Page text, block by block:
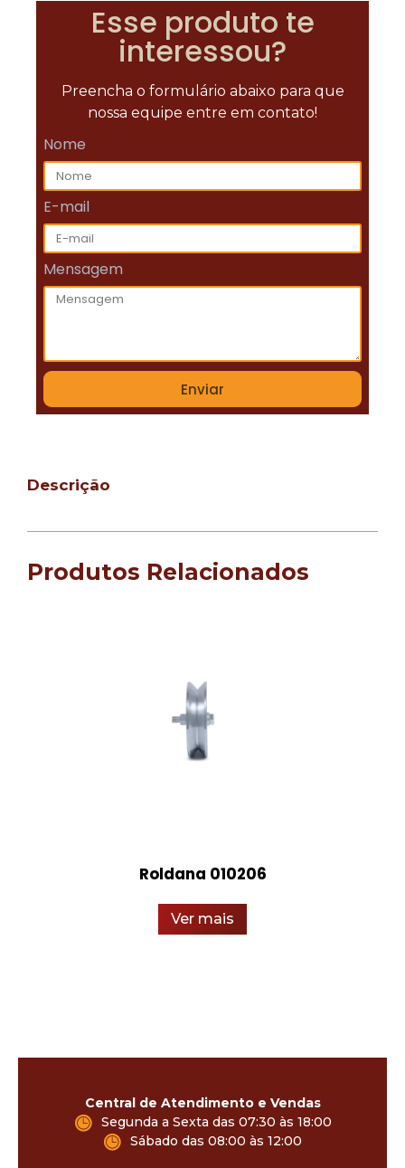
Esse produto te
interessou?
Preencha o formulário abaixo para que
nossa equipe entre em contato!
Nome
E-mail
Mensagem
Enviar
Descrição
Produtos Relacionados
Roldana 010206
Ver mais
Central de Atendimento e Vendas
Segunda a Sexta das 07:30 às 18:00
Sábado das 08:00 às 12:00